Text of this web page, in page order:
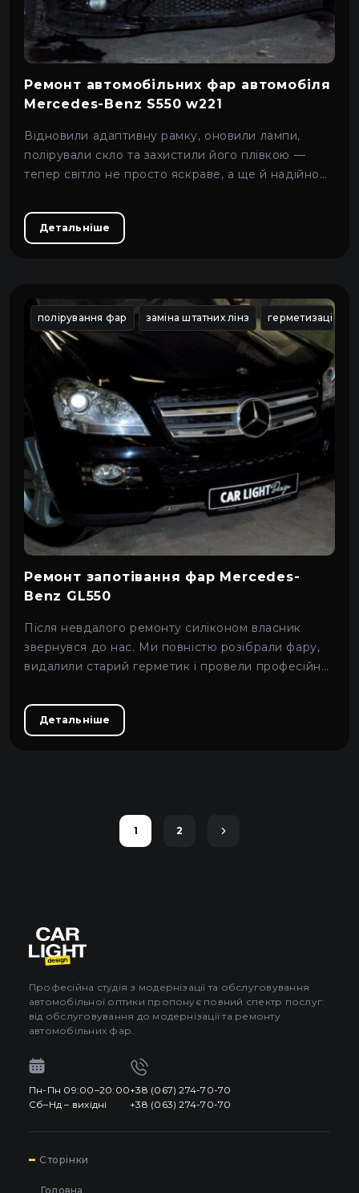
Ремонт автомобільних фар автомобіля
Mercedes-Benz S550 w221
Відновили адаптивну рамку, оновили лампи,
полірували скло та захистили його плівкою —
тепер світло не просто яскраве, а ще й надійно
Детальніше
полірування фар заміна штатних лінз герметизація
Ремонт запотівання фар Mercedes-
Benz GL550
Після невдалого ремонту силіконом власник
звернувся до нас. Ми повністю розібрали фару,
видалили старий герметик і провели професійну
Детальніше
1 2
Професійна студія з модернізації та обслуговування
автомобільної оптики пропонує повний спектр послуг:
від обслуговування до модернізації та ремонту
автомобільних фар.
Пн-Пн 09:00–20:00
Сб–Нд – вихідні
+38 (067) 274-70-70
+38 (063) 274-70-70
Сторінки
Головна